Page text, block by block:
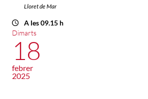
Lloret de Mar
A les 09.15 h
Dimarts
18
febrer
2025